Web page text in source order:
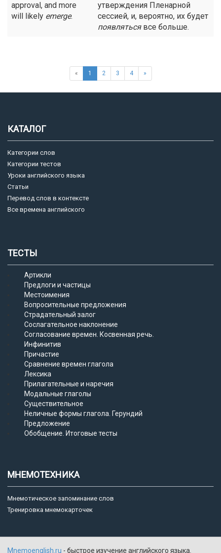
approval, and more
will likely emerge.
утверждения Пленарной
сессией, и, вероятно, их будет
появлятьсявсе больше.
« 1 2 3 4 »
КАТАЛОГ
Категории слов
Категории тестов
Уроки английского языка
Статьи
Перевод слов в контексте
Все времена английского
ТЕСТЫ
Артикли
Предлоги и частицы
Местоимения
Вопросительные предложения
Страдательный залог
Сослагательное наклонение
Согласование времен. Косвенная речь.
Инфинитив
Причастие
Сравнение времен глагола
Лексика
Прилагательные и наречия
Модальные глаголы
Существительное
Неличные формы глагола. Герундий
Предложение
Обобщение. Итоговые тесты
МНЕМОТЕХНИКА
Мнемотическое запоминание слов
Тренировка мнемокарточек
Mnemoenglish.ru - быстрое изучение английского языка.